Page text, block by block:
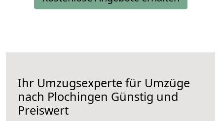
Ihr Umzugsexperte für Umzüge
nach Plochingen Günstig und
Preiswert